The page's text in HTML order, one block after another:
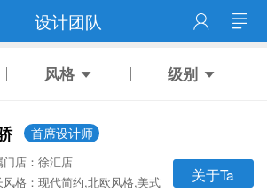
设计团队
风格 级别
首席设计师
门店：徐汇店
风格：现代简约,北欧风格,美式
关于Ta